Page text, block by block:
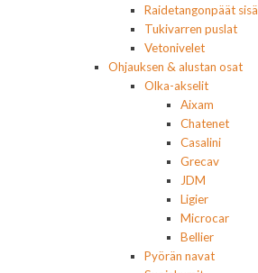
Raidetangonpäät sisä
Tukivarren puslat
Vetonivelet
Ohjauksen & alustan osat
Olka-akselit
Aixam
Chatenet
Casalini
Grecav
JDM
Ligier
Microcar
Bellier
Pyörän navat